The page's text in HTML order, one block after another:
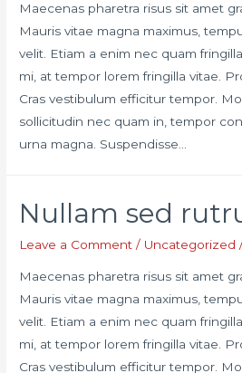
Maecenas pharetra risus sit amet
Mauris vitae magna maximus,
velit. Etiam a enim nec quam
mi, at tempor lorem fringilla vitae.
Cras vestibulum efficitur tempor.
sollicitudin nec quam in, tempor
urna magna. Suspendisse…
Nullam sed
Leave a Comment / Uncategorized
Maecenas pharetra risus sit amet
Mauris vitae magna maximus,
velit. Etiam a enim nec quam
mi, at tempor lorem fringilla vitae.
Cras vestibulum efficitur tempor.